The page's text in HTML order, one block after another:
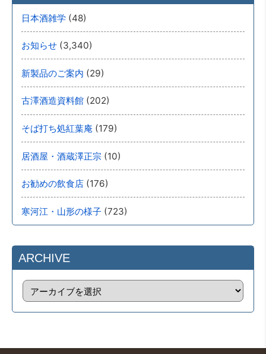
日本酒雑学 (48)
お知らせ (3,340)
新製品のご案内 (29)
古澤酒造資料館 (202)
そば打ち処紅葉庵 (179)
居酒屋・酒蔵澤正宗 (10)
お勧めの飲食店 (176)
寒河江・山形の様子 (723)
ARCHIVE